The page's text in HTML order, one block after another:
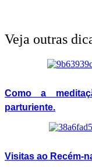
Veja outras
Como a
parturiente.
Visitas ao Recém-